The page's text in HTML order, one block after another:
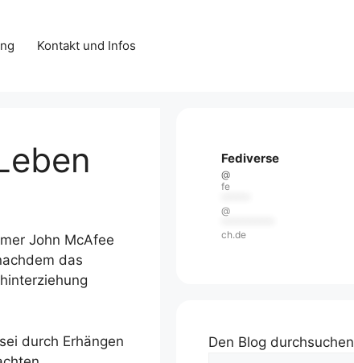
Kontakt und Infos
John McAfee
das
durch Erhängen
Fediverse
@
fe
@
ch.de
Den Blog durchsuchen